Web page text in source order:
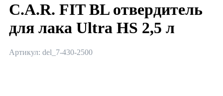
C.A.R. FIT BL отвердитель
для лака Ultra HS 2,5 л
Артикул: del_7-430-2500